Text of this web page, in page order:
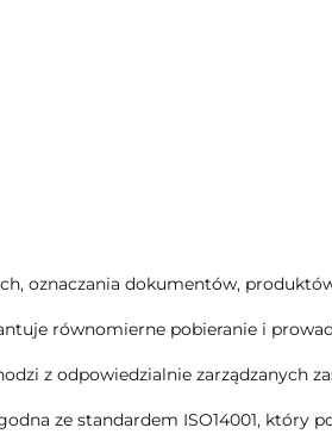
oznaczania dokumentów,
równomierne pobieranie i
z odpowiedzialnie zarządzanych
ze standardem ISO14001, który